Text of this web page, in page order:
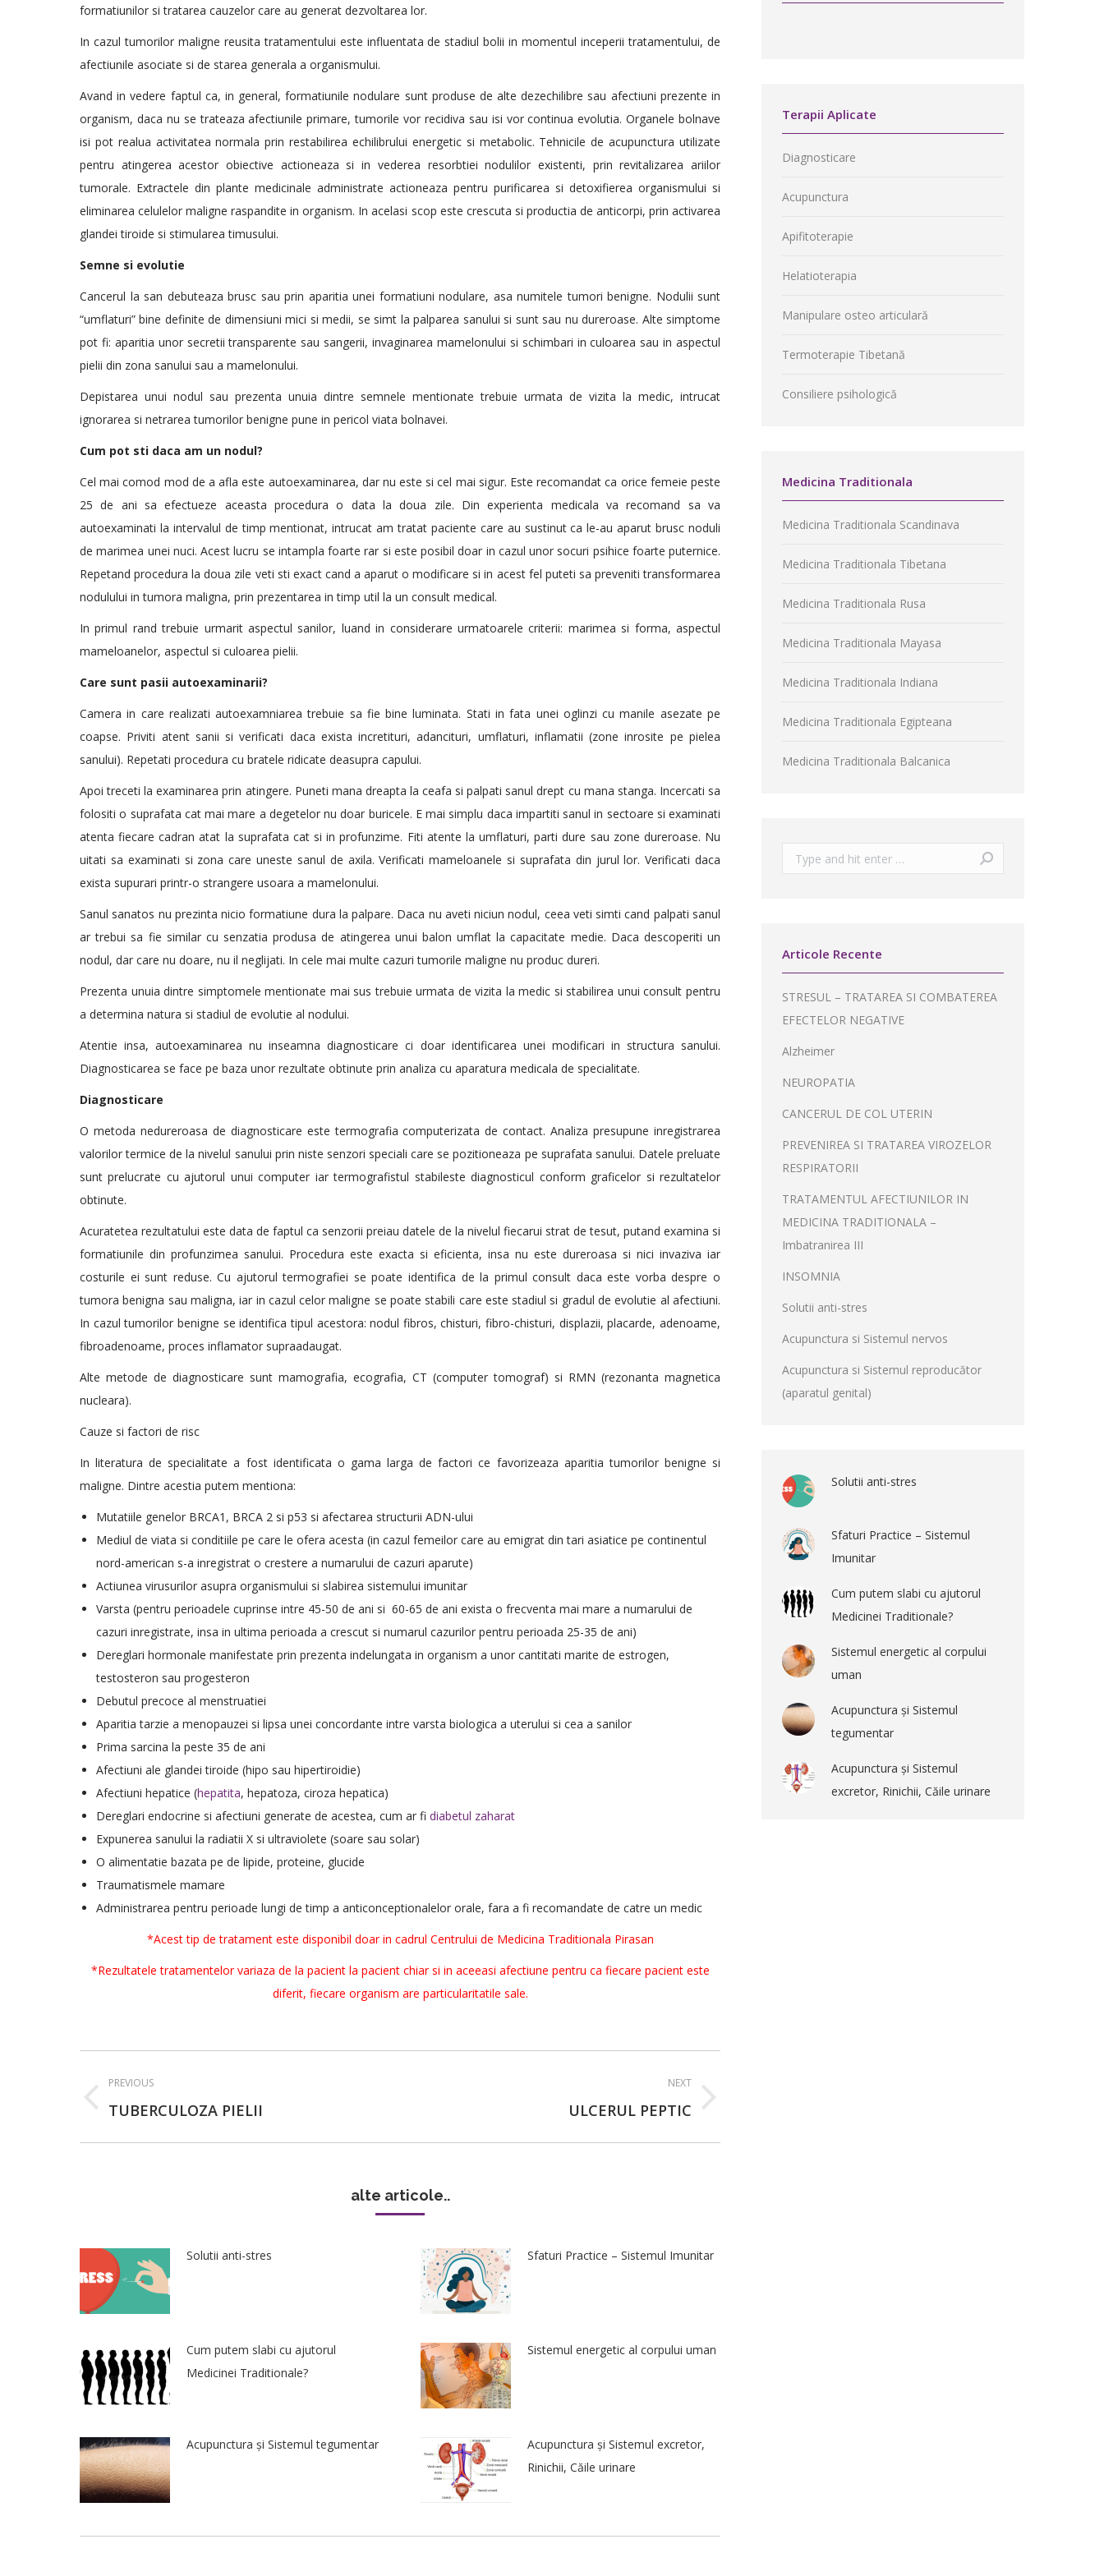
formatiunilor si tratarea cauzelor care au generat dezvoltarea lor.
In cazul tumorilor maligne reusita tratamentului este influentata de stadiul bolii in momentul inceperii tratamentului, de
afectiunile asociate si de starea generala a organismului.
Avand in vedere faptul ca, in general, formatiunile nodulare sunt produse de alte dezechilibre sau afectiuni prezente in
organism, daca nu se trateaza afectiunile primare, tumorile vor recidiva sau isi vor continua evolutia. Organele bolnave
isi pot realua activitatea normala prin restabilirea echilibrului energetic si metabolic. Tehnicile de acupunctura utilizate
pentru atingerea acestor obiective actioneaza si in vederea resorbtiei nodulilor existenti, prin revitalizarea ariilor
tumorale. Extractele din plante medicinale administrate actioneaza pentru purificarea si detoxifierea organismului si
eliminarea celulelor maligne raspandite in organism. In acelasi scop este crescuta si productia de anticorpi, prin activarea
glandei tiroide si stimularea timusului.
Semne si evolutie
Cancerul la san debuteaza brusc sau prin aparitia unei formatiuni nodulare, asa numitele tumori benigne. Nodulii sunt
“umflaturi” bine definite de dimensiuni mici si medii, se simt la palparea sanului si sunt sau nu dureroase. Alte simptome
pot fi: aparitia unor secretii transparente sau sangerii, invaginarea mamelonului si schimbari in culoarea sau in aspectul
pielii din zona sanului sau a mamelonului.
Depistarea unui nodul sau prezenta unuia dintre semnele mentionate trebuie urmata de vizita la medic, intrucat
ignorarea si netrarea tumorilor benigne pune in pericol viata bolnavei.
Cum pot sti daca am un nodul?
Cel mai comod mod de a afla este autoexaminarea, dar nu este si cel mai sigur. Este recomandat ca orice femeie peste
25 de ani sa efectueze aceasta procedura o data la doua zile. Din experienta medicala va recomand sa va
autoexaminati la intervalul de timp mentionat, intrucat am tratat paciente care au sustinut ca le-au aparut brusc noduli
de marimea unei nuci. Acest lucru se intampla foarte rar si este posibil doar in cazul unor socuri psihice foarte puternice.
Repetand procedura la doua zile veti sti exact cand a aparut o modificare si in acest fel puteti sa preveniti transformarea
nodulului in tumora maligna, prin prezentarea in timp util la un consult medical.
In primul rand trebuie urmarit aspectul sanilor, luand in considerare urmatoarele criterii: marimea si forma, aspectul
mameloanelor, aspectul si culoarea pielii.
Care sunt pasii autoexaminarii?
Camera in care realizati autoexamniarea trebuie sa fie bine luminata. Stati in fata unei oglinzi cu manile asezate pe
coapse. Priviti atent sanii si verificati daca exista incretituri, adancituri, umflaturi, inflamatii (zone inrosite pe pielea
sanului). Repetati procedura cu bratele ridicate deasupra capului.
Apoi treceti la examinarea prin atingere. Puneti mana dreapta la ceafa si palpati sanul drept cu mana stanga. Incercati sa
folositi o suprafata cat mai mare a degetelor nu doar buricele. E mai simplu daca impartiti sanul in sectoare si examinati
atenta fiecare cadran atat la suprafata cat si in profunzime. Fiti atente la umflaturi, parti dure sau zone dureroase. Nu
uitati sa examinati si zona care uneste sanul de axila. Verificati mameloanele si suprafata din jurul lor. Verificati daca
exista supurari printr-o strangere usoara a mamelonului.
Sanul sanatos nu prezinta nicio formatiune dura la palpare. Daca nu aveti niciun nodul, ceea veti simti cand palpati sanul
ar trebui sa fie similar cu senzatia produsa de atingerea unui balon umflat la capacitate medie. Daca descoperiti un
nodul, dar care nu doare, nu il neglijati. In cele mai multe cazuri tumorile maligne nu produc dureri.
Prezenta unuia dintre simptomele mentionate mai sus trebuie urmata de vizita la medic si stabilirea unui consult pentru
a determina natura si stadiul de evolutie al nodului.
Atentie insa, autoexaminarea nu inseamna diagnosticare ci doar identificarea unei modificari in structura sanului.
Diagnosticarea se face pe baza unor rezultate obtinute prin analiza cu aparatura medicala de specialitate.
Diagnosticare
O metoda nedureroasa de diagnosticare este termografia computerizata de contact. Analiza presupune inregistrarea
valorilor termice de la nivelul sanului prin niste senzori speciali care se pozitioneaza pe suprafata sanului. Datele preluate
sunt prelucrate cu ajutorul unui computer iar termografistul stabileste diagnosticul conform graficelor si rezultatelor
obtinute.
Acuratetea rezultatului este data de faptul ca senzorii preiau datele de la nivelul fiecarui strat de tesut, putand examina si
formatiunile din profunzimea sanului. Procedura este exacta si eficienta, insa nu este dureroasa si nici invaziva iar
costurile ei sunt reduse. Cu ajutorul termografiei se poate identifica de la primul consult daca este vorba despre o
tumora benigna sau maligna, iar in cazul celor maligne se poate stabili care este stadiul si gradul de evolutie al afectiuni.
In cazul tumorilor benigne se identifica tipul acestora: nodul fibros, chisturi, fibro-chisturi, displazii, placarde, adenoame,
fibroadenoame, proces inflamator supraadaugat.
Alte metode de diagnosticare sunt mamografia, ecografia, CT (computer tomograf) si RMN (rezonanta magnetica
nucleara).
Cauze si factori de risc
In literatura de specialitate a fost identificata o gama larga de factori ce favorizeaza aparitia tumorilor benigne si
maligne. Dintre acestia putem mentiona:
Mutatiile genelor BRCA1, BRCA 2 si p53 si afectarea structurii ADN-ului
Mediul de viata si conditiile pe care le ofera acesta (in cazul femeilor care au emigrat din tari asiatice pe continentul
nord-american s-a inregistrat o crestere a numarului de cazuri aparute)
Actiunea virusurilor asupra organismului si slabirea sistemului imunitar
Varsta (pentru perioadele cuprinse intre 45-50 de ani si 60-65 de ani exista o frecventa mai mare a numarului de
cazuri inregistrate, insa in ultima perioada a crescut si numarul cazurilor pentru perioada 25-35 de ani)
Dereglari hormonale manifestate prin prezenta indelungata in organism a unor cantitati marite de estrogen,
testosteron sau progesteron
Debutul precoce al menstruatiei
Aparitia tarzie a menopauzei si lipsa unei concordante intre varsta biologica a uterului si cea a sanilor
Prima sarcina la peste 35 de ani
Afectiuni ale glandei tiroide (hipo sau hipertiroidie)
Afectiuni hepatice (hepatita, hepatoza, ciroza hepatica)
Dereglari endocrine si afectiuni generate de acestea, cum ar fi diabetul zaharat
Expunerea sanului la radiatii X si ultraviolete (soare sau solar)
O alimentatie bazata pe de lipide, proteine, glucide
Traumatismele mamare
Administrarea pentru perioade lungi de timp a anticonceptionalelor orale, fara a fi recomandate de catre un medic
*Acest tip de tratament este disponibil doar in cadrul Centrului de Medicina Traditionala Pirasan
*Rezultatele tratamentelor variaza de la pacient la pacient chiar si in aceeasi afectiune pentru ca fiecare pacient este
diferit, fiecare organism are particularitatile sale.
navigation
PREVIOUS
Previous
TUBERCULOZA PIELII
NEXT
ULCERUL PEPTIC
alte articole..
Solutii anti-stres Sfaturi Practice – Sistemul Imunitar
Cum putem slabi cu ajutorul
Medicinei Traditionale?
Sistemul energetic al corpului uman
Acupunctura și Sistemul tegumentar
Acupunctura și Sistemul excretor,
Rinichii, Căile urinare
Terapii Aplicate
Diagnosticare
Acupunctura
Apifitoterapie
Helatioterapia
Manipulare osteo articulară
Termoterapie Tibetană
Consiliere psihologică
Medicina Traditionala
Medicina Traditionala Scandinava
Medicina Traditionala Tibetana
Medicina Traditionala Rusa
Medicina Traditionala Mayasa
Medicina Traditionala Indiana
Medicina Traditionala Egipteana
Medicina Traditionala Balcanica
Search:
Articole Recente
STRESUL – TRATAREA SI COMBATEREA
EFECTELOR NEGATIVE
Alzheimer
NEUROPATIA
CANCERUL DE COL UTERIN
PREVENIREA SI TRATAREA VIROZELOR
RESPIRATORII
TRATAMENTUL AFECTIUNILOR IN
MEDICINA TRADITIONALA –
Imbatranirea III
INSOMNIA
Solutii anti-stres
Acupunctura si Sistemul nervos
Acupunctura si Sistemul reproducător
(aparatul genital)
Solutii anti-stres
Sfaturi Practice – Sistemul
Imunitar
Cum putem slabi cu ajutorul
Medicinei Traditionale?
Sistemul energetic al corpului
uman
Acupunctura și Sistemul
tegumentar
Acupunctura și Sistemul
excretor, Rinichii, Căile urinare